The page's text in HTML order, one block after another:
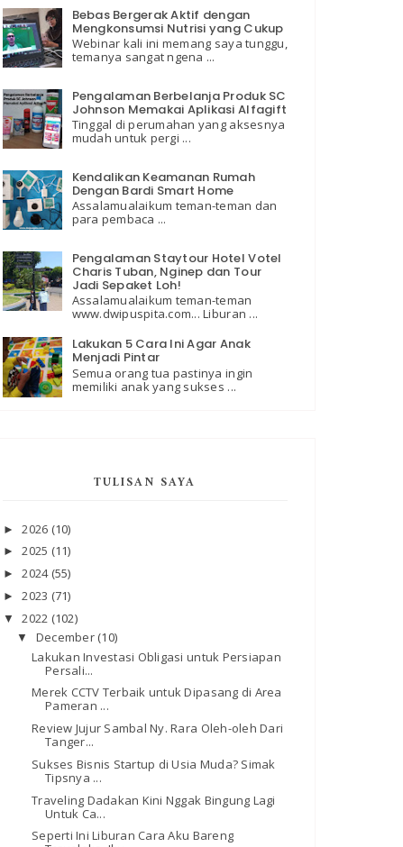
Bebas Bergerak Aktif dengan
Mengkonsumsi Nutrisi yang Cukup
Webinar kali ini memang saya tunggu,
temanya sangat ngena ...
Pengalaman Berbelanja Produk SC
Johnson Memakai Aplikasi Alfagift
Tinggal di perumahan yang aksesnya
mudah untuk pergi ...
Kendalikan Keamanan Rumah
Dengan Bardi Smart Home
Assalamualaikum teman-teman dan
para pembaca ...
Pengalaman Staytour Hotel Votel
Charis Tuban, Nginep dan Tour
Jadi Sepaket Loh!
Assalamualaikum teman-teman
www.dwipuspita.com... Liburan ...
Lakukan 5 Cara Ini Agar Anak
Menjadi Pintar
Semua orang tua pastinya ingin
memiliki anak yang sukses ...
TULISAN SAYA
►2026 (10)
►2025 (11)
►2024 (55)
►2023 (71)
▼2022 (102)
▼ December (10)
Lakukan Investasi Obligasi untuk Persiapan
Persali...
Merek CCTV Terbaik untuk Dipasang di Area
Pameran ...
Review Jujur Sambal Ny. Rara Oleh-oleh Dari
Tanger...
Sukses Bisnis Startup di Usia Muda? Simak
Tipsnya ...
Traveling Dadakan Kini Nggak Bingung Lagi
Untuk Ca...
Seperti Ini Liburan Cara Aku Bareng